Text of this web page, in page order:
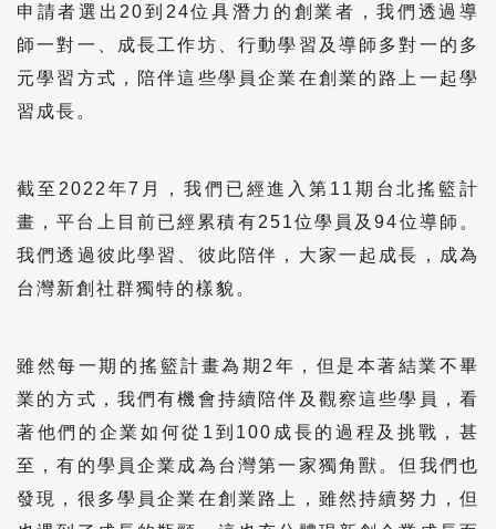
申請者選出20到24位具潛力的創業者，我們透過導
師一對一、成長工作坊、行動學習及導師多對一的多
元學習方式，陪伴這些學員企業在創業的路上一起學
習成長。
截至2022年7月，我們已經進入第11期台北搖籃計
畫，平台上目前已經累積有251位學員及94位導師。
我們透過彼此學習、彼此陪伴，大家一起成長，成為
台灣新創社群獨特的樣貌。
雖然每一期的搖籃計畫為期2年，但是本著結業不畢
業的方式，我們有機會持續陪伴及觀察這些學員，看
著他們的企業如何從1到100成長的過程及挑戰，甚
至，有的學員企業成為台灣第一家獨角獸。但我們也
發現，很多學員企業在創業路上，雖然持續努力，但